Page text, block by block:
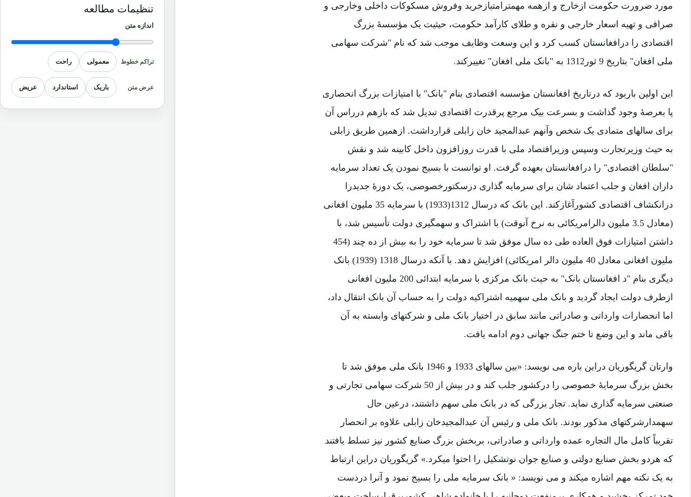
مورد ضرورت حکومت ازخارج و ازهمه مهمترامتیازخرید وفروش مسکوکات داخلی وخارجی و
صرافی و تهیه اسعار خارجی و نقره و طلای کارآمد حکومت، حیثیت یک مؤسسۀ بزرگ
اقتصادی را درافغانستان کسب کرد و این وسعت وظایف موجب شد که نام "شرکت سهامی
ملی افغان" بتاریخ 9 ثور1312 به "بانک ملی افغان" تغییرکند.
این اولین باربود که درتاریخ افغانستان مؤسسه اقتصادی بنام "بانک" با امتیازات بزرگ انحصاری
پا بعرصۀ وجود گذاشت و بسرعت بیک مرجع پرقدرت اقتصادی تبدیل شد که بازهم درراس آن
برای سالهای متمادی یک شخص وآنهم عبدالمجید خان زابلی قرارداشت. ازهمین طریق زابلی
به حیث وزیرتجارت وسپس وزیرافتصاد ملی با قدرت روزافزون داخل کابینه شد و نقش
"سلطان اقتصادی" را درافغانستان بعهده گرفت. او توانست با بسیج نمودن یک تعداد سرمایه
داران افغان و جلب اعتماد شان برای سرمایه گذاری درسکتورخصوصی، یک دورۀ جدیدرا
درانکشاف اقتصادی کشورآغازکند. این بانک که درسال 1312(1933) با سرمایه 35 ملیون افغانی
(معادل 3.5 ملیون دالرامریکائی به نرخ آنوقت) با اشتراک و سهمگیری دولت تأسیس شد، با
داشتن امتیازات فوق العاده طی ده سال موفق شد تا سرمایه خود را به بیش از ده چند (454
ملیون افغانی معادل 40 ملیون دالر امریکائی) افزایش دهد. با آنکه درسال 1318 (1939) بانک
دیگری بنام "د افغانستان بانک" به حیث بانک مرکزی با سرمایه ابتدائی 200 ملیون افغانی
ازطرف دولت ایجاد گردید و بانک ملی سهمیه اشتراکیه دولت را به حساب آن بانک انتقال داد،
اما انحصارات وارداتی و صادراتی مانند سابق در اختیار بانک ملی و شرکتهای وابسته به آن
باقی ماند و این وضع تا ختم جنگ جهانی دوم ادامه یافت.
وارتان گریگوریان دراین باره می نویسد: «بین سالهای 1933 و 1946 بانک ملی موفق شد تا
بخش بزرگ سرمایۀ خصوصی را درکشور جلب کند و در بیش از 50 شرکت سهامی تجارتی و
صنعتی سرمایه گذاری نماید. تجار بزرگی که در بانک ملی سهم داشتند، درعین حال
سهمدارشرکتهای مذکور بودند. بانک ملی و رئیس آن عبدالمجیدخان زابلی علاوه بر انحصار
تقریباً کامل مال التجاره عمده وارداتی و صادراتی، بربخش بزرگ صنایع کشور نیز تسلط یافتند
که هردو بخش صنایع دولتی و صنایع جوان نوتشکیل را احتوا میکرد.» گریگوریان دراین ارتباط
به یک نکته مهم اشاره میکند و می نویسد: « بانک سرمایه ملی را بسیج نمود و آنرا دردست
تنظیمات مطالعه
اندازه متن
تراکم خطوط معمولی راحت
عرض متن باریک استاندارد عریض